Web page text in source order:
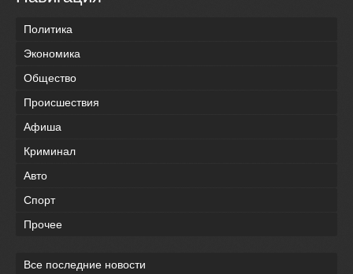
Политика
Экономика
Общество
Происшествия
Афиша
Криминал
Авто
Спорт
Прочее
Все последние новости